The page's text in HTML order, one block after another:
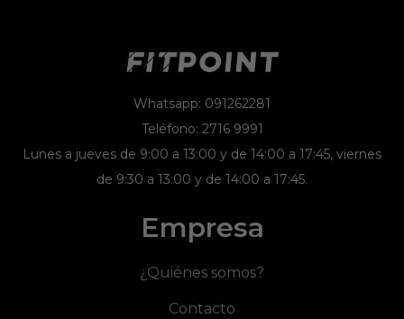
Whatsapp: 091262281
Teléfono: 2716 9991
Lunes a jueves de 9:00 a 13:00 y de 14:00 a 17:45, viernes
de 9:30 a 13:00 y de 14:00 a 17:45.
Empresa
¿Quiénes somos?
Contacto